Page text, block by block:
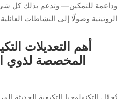
وداعمة للتمكين— وتدعم بذلك كل
الروتينية وصولًا إلى النشاطات
أهم التعديلات
المخصصة لذوي